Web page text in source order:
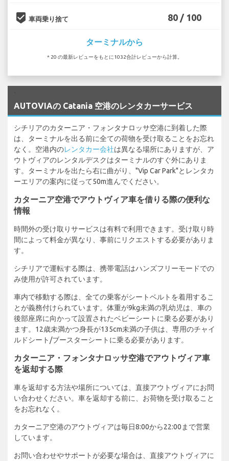
beenhere 車両乗り捨て 80 / 100
ターミナルから
* 20 の最新レビューをもとに1032合計レビューから計算。
AUTOVIAの Catania 空港のレンタカーサービス
シチリアのカターニア・フォンタナロッサ空港に到着した際
は、ターミナルを出る前に全ての荷物を受け取ることをお忘れ
なく。空港内のレンタカー会社は異なる場所にありますが、ア
ウトヴィアのレンタルデスクはターミナルのすぐ外にありま
す。ターミナルを出たら右に曲がり、"Vip Car Park"とレンタカ
ーエリアの案内に従って50m進んでください。
カターニア空港でアウトヴィア車を借りる際の便利な
情報
時間外の受け取りサービスは有料で利用できます。受け取り時
間によって料金が異なり、事前にリクエストする必要がありま
す。
シチリアで運転する際は、携帯電話はハンズフリーモードでの
み使用が許可されています。
車内で移動する際は、全ての乗客がシートベルトを着用するこ
とが義務付けられています。体重が9kg未満の乳幼児は、車の
後部座席に向かって設置されたベビーシートに乗る必要があり
ます。12歳未満かつ身長が135cm未満の子供は、専用のチャイ
ルドシート/ブースターシートに乗る必要があります。
カターニア・フォンタナロッサ空港でアウトヴィア車
を返却する際
車を返却する方法や場所については、直接アウトヴィアにお問
い合わせください。車を返却する前に、お荷物を受け取ること
をお忘れなく。
カターニア空港のアウトヴィアは毎日8:00から22:00まで営業
しています。
お問い合わせやサポートが必要な場合は、直接アウトヴィアに